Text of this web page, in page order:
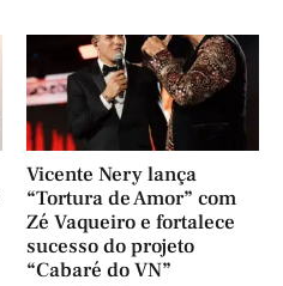
Vicente Nery lança
“Tortura de Amor” com
Zé Vaqueiro e fortalece
sucesso do projeto
“Cabaré do VN”